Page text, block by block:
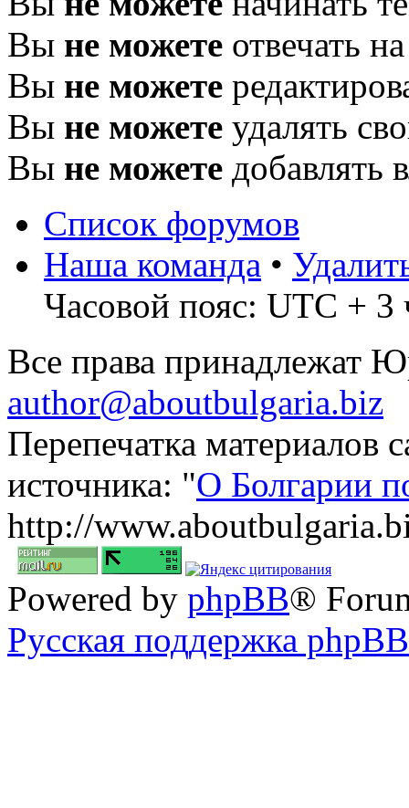
Вы не можете отвечать
Вы не можете
Вы не можете удалять
Вы не можете добавлять
Список форумов
Наша команда •
Часовой пояс: UTC + 3
Все права принадлежат
author@aboutbulgaria.biz
Перепечатка материалов
источника: "О Болгарии
http://
Powered by phpBB®
Русская поддержка phpBB